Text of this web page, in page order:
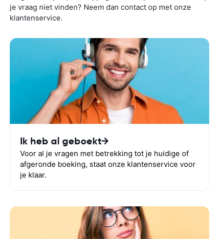
je vraag niet vinden? Neem dan contact op met onze
klantenservice.
Ik heb al geboekt
Voor al je vragen met betrekking tot je huidige of
afgeronde boeking, staat onze klantenservice voor
je klaar.